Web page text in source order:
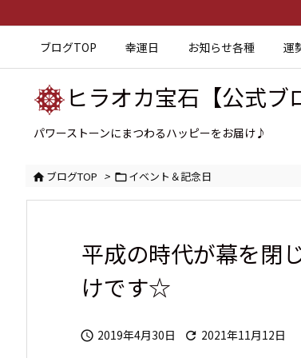
ブログTOP 幸運日 お知らせ各種 運
ヒラオカ宝石【公式ブ
パワーストーンにまつわるハッピーをお届け♪
ブログTOP > イベント＆記念日
平成の時代が幕を閉
けです☆
 2019年4月30日  2021年11月12日